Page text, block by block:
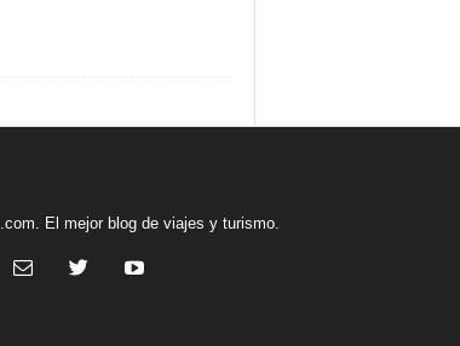
El mejor blog de viajes y turismo.